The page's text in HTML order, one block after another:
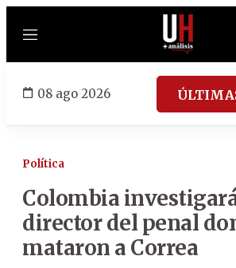
Menú
08 ago 2026
Política
Colombia
director del penal
mataron a Correa